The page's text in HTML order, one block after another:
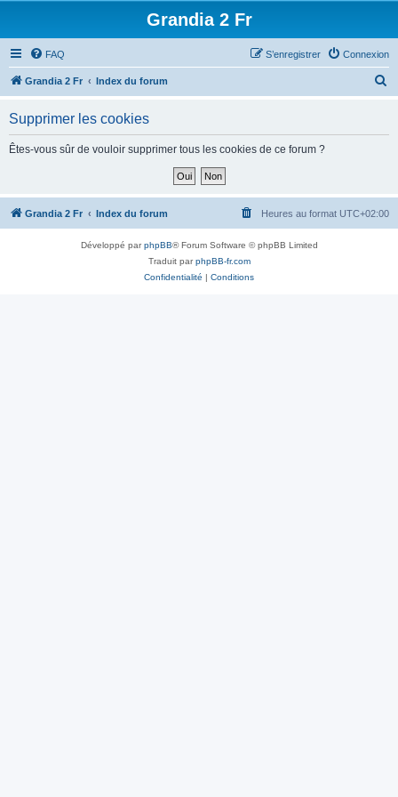
Grandia 2 Fr
FAQ Connexion
S’enregistrer
Grandia 2 Fr Index du forum
h
Supprimer les cookies
Êtes-vous sûr de vouloir supprimer tous les cookies de ce forum ?
Grandia 2 Fr Index du forum Heures au format UTC+02:00
Développé parphpBB® Forum Software © phpBB Limited
Traduit parphpBB-fr.com
Confidentialité | Conditions